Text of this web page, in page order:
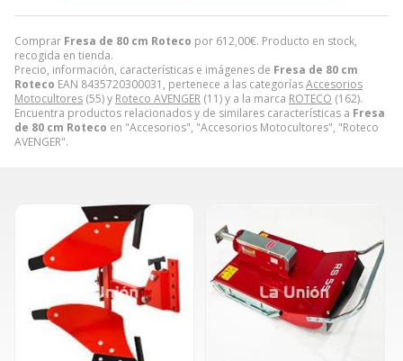
Comprar Fresa de 80 cm Roteco por 612,00€. Producto en stock,
recogida en tienda.
Precio, información, características e imágenes de Fresa de 80 cm
Roteco EAN 8435720300031, pertenece a las categoríasAccesorios
Motocultores (55) y Roteco AVENGER (11) y a la marca ROTECO (162).
Encuentra productos relacionados y de similares características a Fresa
de 80 cm Roteco en "Accesorios", "Accesorios Motocultores", "Roteco
AVENGER".